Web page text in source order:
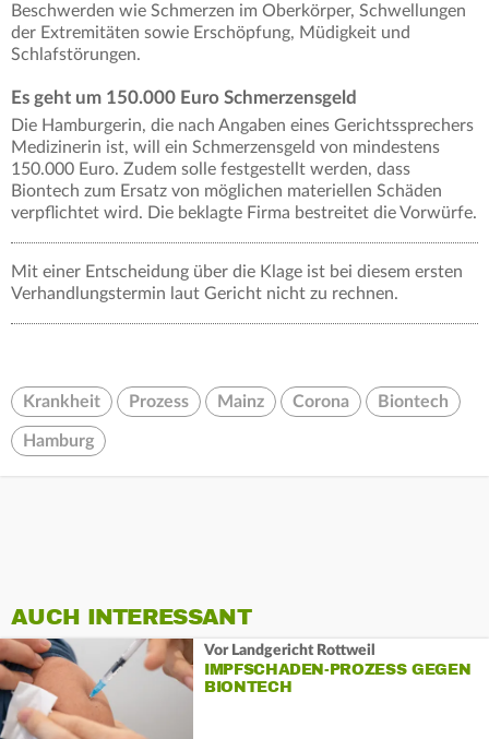
Beschwerden wie Schmerzen im Oberkörper, Schwellungen
der Extremitäten sowie Erschöpfung, Müdigkeit und
Schlafstörungen.
Es geht um 150.000 Euro Schmerzensgeld
Die Hamburgerin, die nach Angaben eines Gerichtssprechers
Medizinerin ist, will ein Schmerzensgeld von mindestens
150.000 Euro. Zudem solle festgestellt werden, dass
Biontech zum Ersatz von möglichen materiellen Schäden
verpflichtet wird. Die beklagte Firma bestreitet die Vorwürfe.
Mit einer Entscheidung über die Klage ist bei diesem ersten
Verhandlungstermin laut Gericht nicht zu rechnen.
Krankheit Prozess Mainz Corona Biontech
Hamburg
AUCH INTERESSANT
Vor Landgericht Rottweil
IMPFSCHADEN-PROZESS GEGEN
BIONTECH